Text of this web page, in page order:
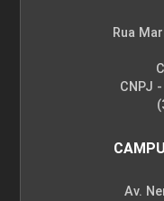
Rua
CNPJ
Av.